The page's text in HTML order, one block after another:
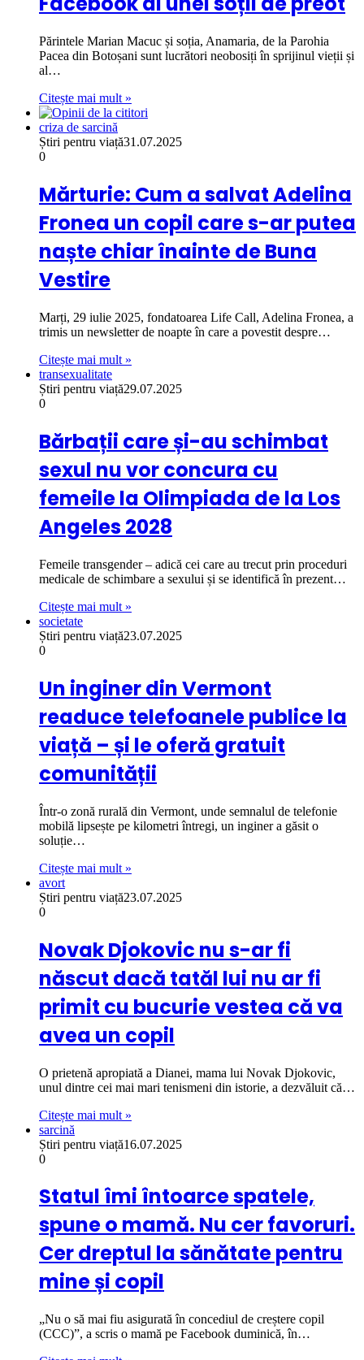
Părintele Marian Macuc și soția, Anamaria, de la Parohia
Pacea din Botoșani sunt lucrători neobosiți în sprijinul vieții și
al…
Citește mai mult »
criza de sarcină
Știri pentru viață31.07.2025
0
Mărturie: Cum a salvat Adelina
Fronea un copil care s-ar putea
naște chiar înainte de Buna
Vestire
Marți, 29 iulie 2025, fondatoarea Life Call, Adelina Fronea, a
trimis un newsletter de noapte în care a povestit despre…
Citește mai mult »
transexualitate
Știri pentru viață29.07.2025
0
Bărbații care și-au schimbat
sexul nu vor concura cu
femeile la Olimpiada de la Los
Angeles 2028
Femeile transgender – adică cei care au trecut prin proceduri
medicale de schimbare a sexului și se identifică în prezent…
Citește mai mult »
societate
Știri pentru viață23.07.2025
0
Un inginer din Vermont
readuce telefoanele publice la
viață – și le oferă gratuit
comunității
Într-o zonă rurală din Vermont, unde semnalul de telefonie
mobilă lipsește pe kilometri întregi, un inginer a găsit o
soluție…
Citește mai mult »
avort
Știri pentru viață23.07.2025
0
Novak Djokovic nu s-ar fi
născut dacă tatăl lui nu ar fi
primit cu bucurie vestea că va
avea un copil
O prietenă apropiată a Dianei, mama lui Novak Djokovic,
unul dintre cei mai mari tenismeni din istorie, a dezvăluit că…
Citește mai mult »
sarcină
Știri pentru viață16.07.2025
0
Statul îmi întoarce spatele,
spune o mamă. Nu cer favoruri.
Cer dreptul la sănătate pentru
mine și copil
„Nu o să mai fiu asigurată în concediul de creștere copil
(CCC)”, a scris o mamă pe Facebook duminică, în…